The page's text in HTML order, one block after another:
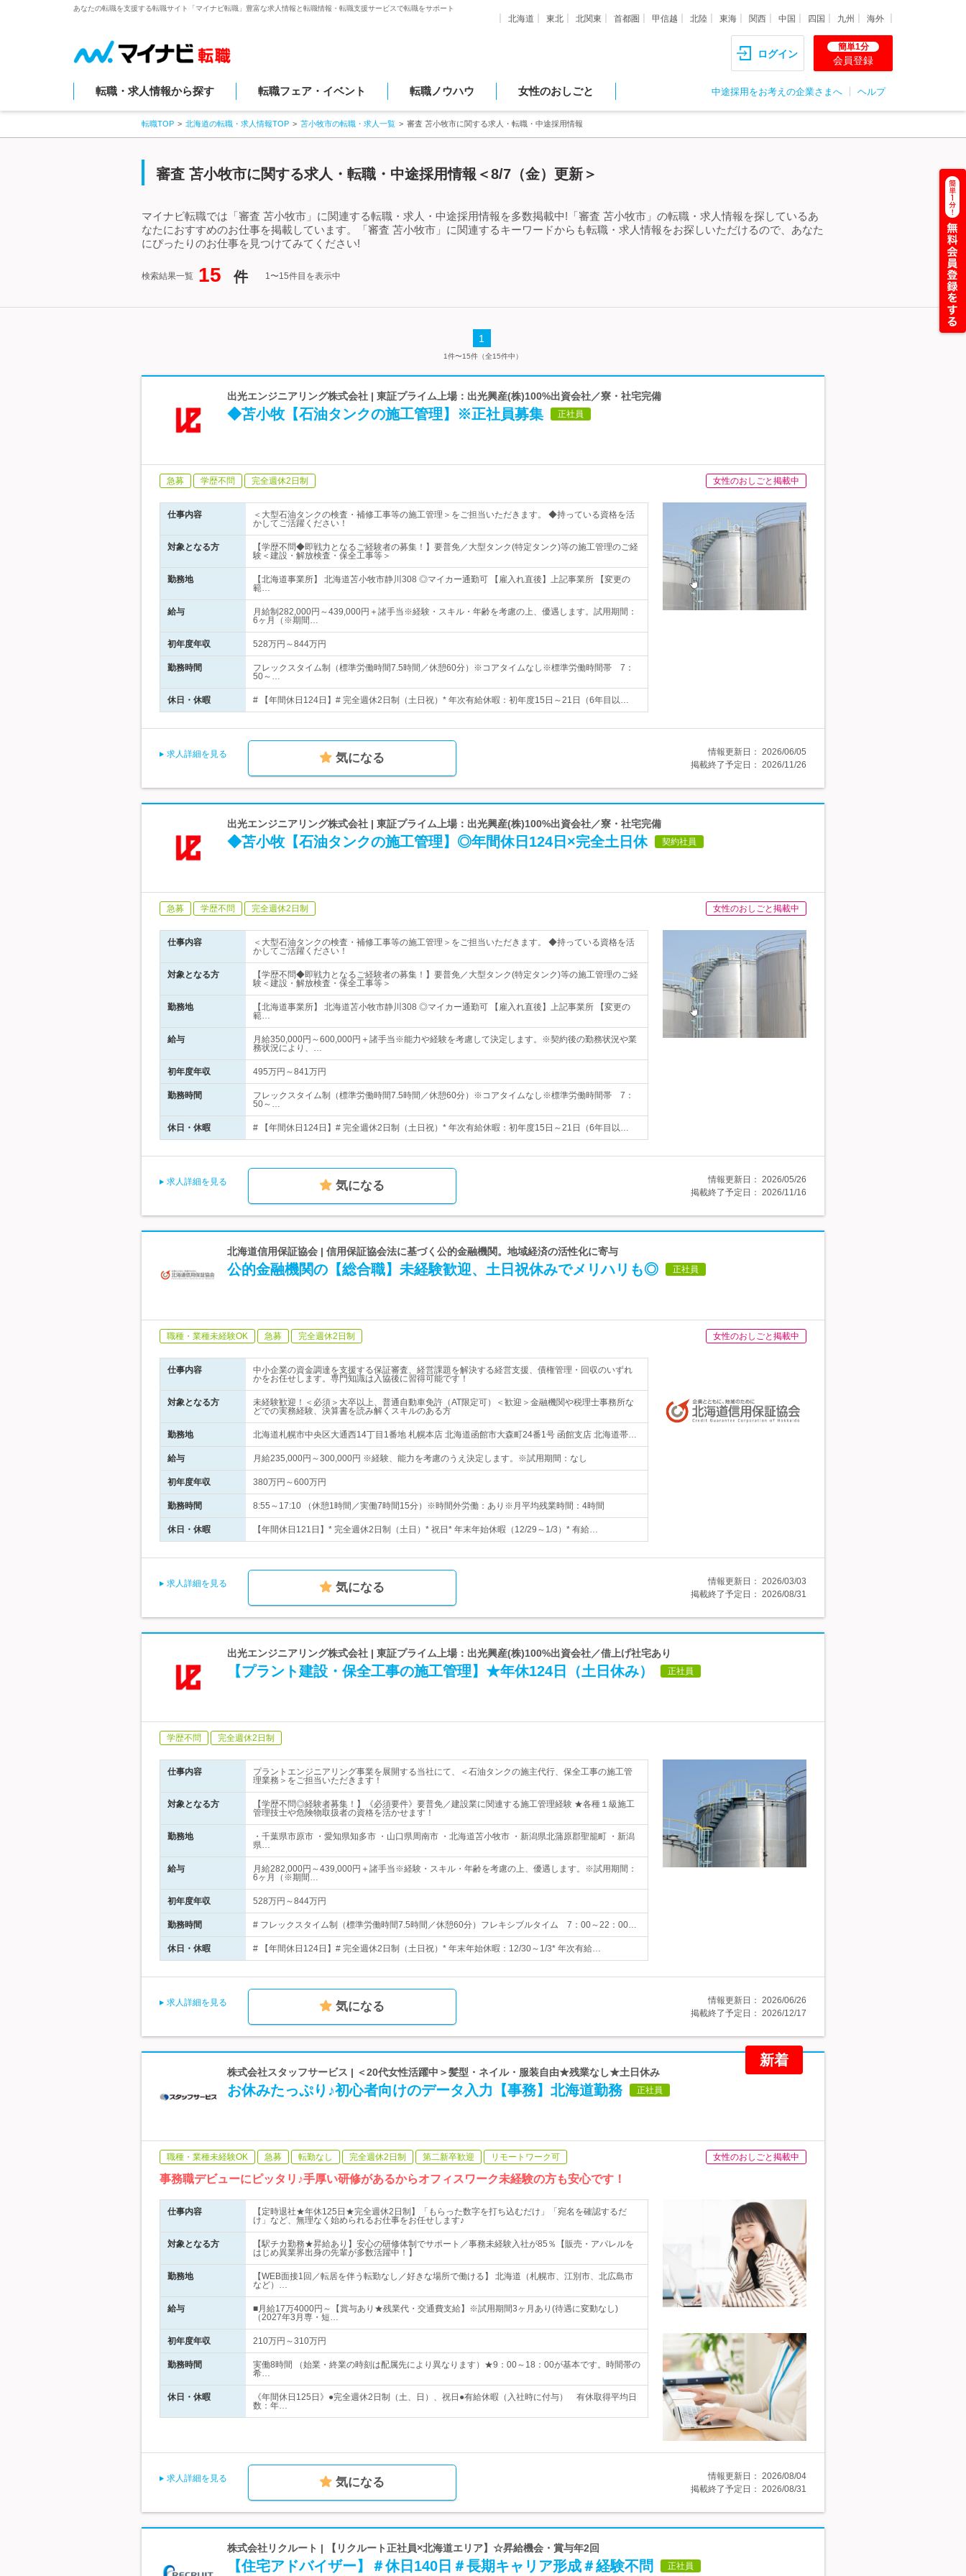
あなたの転職を支援する転職サイト「マイナビ転職」豊富な求人情報と転職情報・転職支援サービスで転職をサポート
北海道 東北 北関東 首都圏 甲信越 北陸 東海 関西 中国 四国 九州 海外
ログイン
簡単1分
会員登録
転職・求人情報から探す 転職フェア・イベント 転職ノウハウ 女性のおしごと 中途採用をお考えの企業さまへ ヘルプ
転職TOP 北海道の転職・求人情報TOP 苫小牧市の転職・求人一覧 審査 苫小牧市に関する求人・転職・中途採用情報
審査 苫小牧市に関する求人・転職・中途採用情報＜8/7（金）更新＞
マイナビ転職では「審査 苫小牧市」に関連する転職・求人・中途採用情報を多数掲載中!「審査 苫小牧市」の転職・求人情報を探しているあ
なたにおすすめのお仕事を掲載しています。「審査 苫小牧市」に関連するキーワードからも転職・求人情報をお探しいただけるので、あなた
にぴったりのお仕事を見つけてみてください!
検索結果一覧 15 件 1〜15件目を表示中
1
1件〜15件（全15件中）
出光エンジニアリング株式会社 | 東証プライム上場：出光興産(株)100%出資会社／寮・社宅完備
◆苫小牧【石油タンクの施工管理】※正社員募集 正社員
急募 学歴不問 完全週休2日制 女性のおしごと掲載中
仕事内容
＜大型石油タンクの検査・補修工事等の施工管理＞をご担当いただきます。 ◆持っている資格を活
かしてご活躍ください！
対象となる方
【学歴不問◆即戦力となるご経験者の募集！】要普免／大型タンク(特定タンク)等の施工管理のご経
験＜建設・解放検査・保全工事等＞
勤務地
【北海道事業所】 北海道苫小牧市静川308 ◎マイカー通勤可 【雇入れ直後】上記事業所 【変更の
範…
給与
月給制282,000円～439,000円＋諸手当※経験・スキル・年齢を考慮の上、優遇します。試用期間：
6ヶ月（※期間…
初年度年収 528万円～844万円
勤務時間
フレックスタイム制（標準労働時間7.5時間／休憩60分）※コアタイムなし※標準労働時間帯 7：
50～…
休日・休暇 # 【年間休日124日】# 完全週休2日制（土日祝）* 年次有給休暇：初年度15日～21日（6年目以…
求人詳細を見る 気になる 情報更新日： 2026/06/05
掲載終了予定日： 2026/11/26
出光エンジニアリング株式会社 | 東証プライム上場：出光興産(株)100%出資会社／寮・社宅完備
◆苫小牧【石油タンクの施工管理】◎年間休日124日×完全土日休 契約社員
急募 学歴不問 完全週休2日制 女性のおしごと掲載中
仕事内容
＜大型石油タンクの検査・補修工事等の施工管理＞をご担当いただきます。 ◆持っている資格を活
かしてご活躍ください！
対象となる方
【学歴不問◆即戦力となるご経験者の募集！】要普免／大型タンク(特定タンク)等の施工管理のご経
験＜建設・解放検査・保全工事等＞
勤務地
【北海道事業所】 北海道苫小牧市静川308 ◎マイカー通勤可 【雇入れ直後】上記事業所 【変更の
範…
給与
月給350,000円～600,000円＋諸手当※能力や経験を考慮して決定します。※契約後の勤務状況や業
務状況により、…
初年度年収 495万円～841万円
勤務時間
フレックスタイム制（標準労働時間7.5時間／休憩60分）※コアタイムなし※標準労働時間帯 7：
50～…
休日・休暇 # 【年間休日124日】# 完全週休2日制（土日祝）* 年次有給休暇：初年度15日～21日（6年目以…
求人詳細を見る 気になる 情報更新日： 2026/05/26
掲載終了予定日： 2026/11/16
北海道信用保証協会 | 信用保証協会法に基づく公的金融機関。地域経済の活性化に寄与
公的金融機関の【総合職】未経験歓迎、土日祝休みでメリハリも◎ 正社員
職種・業種未経験OK 急募 完全週休2日制 女性のおしごと掲載中
仕事内容
中小企業の資金調達を支援する保証審査、経営課題を解決する経営支援、債権管理・回収のいずれ
かをお任せします。専門知識は入協後に習得可能です！
対象となる方
未経験歓迎！＜必須＞大卒以上、普通自動車免許（AT限定可）＜歓迎＞金融機関や税理士事務所な
どでの実務経験、決算書を読み解くスキルのある方
勤務地 北海道札幌市中央区大通西14丁目1番地 札幌本店 北海道函館市大森町24番1号 函館支店 北海道帯…
給与 月給235,000円～300,000円 ※経験、能力を考慮のうえ決定します。※試用期間：なし
初年度年収 380万円～600万円
勤務時間 8:55～17:10 （休憩1時間／実働7時間15分）※時間外労働：あり※月平均残業時間：4時間
休日・休暇 【年間休日121日】* 完全週休2日制（土日）* 祝日* 年末年始休暇（12/29～1/3）* 有給…
求人詳細を見る 気になる 情報更新日： 2026/03/03
掲載終了予定日： 2026/08/31
出光エンジニアリング株式会社 | 東証プライム上場：出光興産(株)100%出資会社／借上げ社宅あり
【プラント建設・保全工事の施工管理】★年休124日（土日休み） 正社員
学歴不問 完全週休2日制
仕事内容
プラントエンジニアリング事業を展開する当社にて、＜石油タンクの施主代行、保全工事の施工管
理業務＞をご担当いただきます！
対象となる方
【学歴不問◎経験者募集！】《必須要件》要普免／建設業に関連する施工管理経験 ★各種１級施工
管理技士や危険物取扱者の資格を活かせます！
勤務地
・千葉県市原市 ・愛知県知多市 ・山口県周南市 ・北海道苫小牧市 ・新潟県北蒲原郡聖籠町 ・新潟
県…
給与
月給282,000円～439,000円＋諸手当※経験・スキル・年齢を考慮の上、優遇します。※試用期間：
6ヶ月（※期間…
初年度年収 528万円～844万円
勤務時間 # フレックスタイム制（標準労働時間7.5時間／休憩60分）フレキシブルタイム 7：00～22：00…
休日・休暇 # 【年間休日124日】# 完全週休2日制（土日祝）* 年末年始休暇：12/30～1/3* 年次有給…
求人詳細を見る 気になる 情報更新日： 2026/06/26
掲載終了予定日： 2026/12/17
新着
株式会社スタッフサービス | ＜20代女性活躍中＞髪型・ネイル・服装自由★残業なし★土日休み
お休みたっぷり♪初心者向けのデータ入力【事務】北海道勤務 正社員
職種・業種未経験OK 急募 転勤なし 完全週休2日制 第二新卒歓迎 リモートワーク可 女性のおしごと掲載中
事務職デビューにピッタリ♪手厚い研修があるからオフィスワーク未経験の方も安心です！
仕事内容
【定時退社★年休125日★完全週休2日制】「もらった数字を打ち込むだけ」「宛名を確認するだ
け」など、無理なく始められるお仕事をお任せします♪
対象となる方
【駅チカ勤務★昇給あり】安心の研修体制でサポート／事務未経験入社が85％【販売・アパレルを
はじめ異業界出身の先輩が多数活躍中！】
勤務地
【WEB面接1回／転居を伴う転勤なし／好きな場所で働ける】 北海道（札幌市、江別市、北広島市
など）…
給与
■月給17万4000円～【賞与あり★残業代・交通費支給】※試用期間3ヶ月あり(待遇に変動なし)
（2027年3月専・短…
初年度年収 210万円～310万円
勤務時間
実働8時間 （始業・終業の時刻は配属先により異なります）★9：00～18：00が基本です。時間帯の
希…
休日・休暇
《年間休日125日》●完全週休2日制（土、日）、祝日●有給休暇（入社時に付与） 有休取得平均日
数：年…
求人詳細を見る 気になる 情報更新日： 2026/08/04
掲載終了予定日： 2026/08/31
株式会社リクルート | 【リクルート正社員×北海道エリア】☆昇給機会・賞与年2回
【住宅アドバイザー】＃休日140日＃長期キャリア形成＃経験不問 正社員